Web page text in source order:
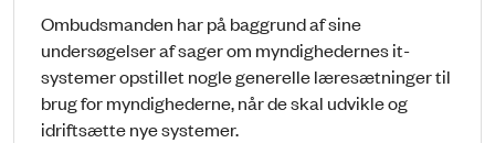
Ombudsmanden har på baggrund af sine
undersøgelser af sager om myndighedernes it-
systemer opstillet nogle generelle læresætninger til
brug for myndighederne, når de skal udvikle og
idriftsætte nye systemer.